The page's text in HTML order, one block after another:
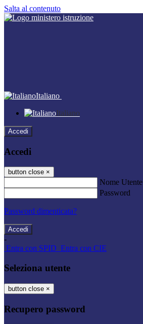
Salta al contenuto
Italiano
Italiano
Accedi
Accedi
button close ×
Nome Utente
Password
Password dimenticata?
-
Entra con SPID Entra con CIE
Seleziona utente
button close ×
Recupero password